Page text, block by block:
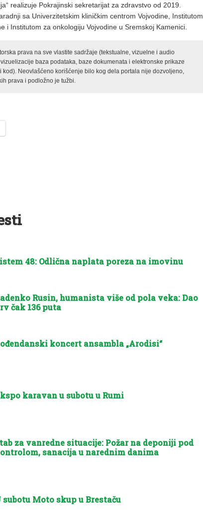
realizuje Pokrajinski sekretarijat za zdravstvo od 2019.
sa Univerzitetskim kliničkim centrom Vojvodine, Institutom
i Institutom za onkologiju Vojvodine u Sremskoj Kamenici.
prava na sve vlastite sadržaje (tekstualne, vizuelne i audio
baza podataka, baze dokumenata i elektronske prikaze
kod). Neovlašćeno korišćenje bilo kog dela portala nije dozvoljeno,
prava i podložno je tužbi.
48: Odlična naplata poreza na imovinu
Rusin, humanista više od pola veka: Dao
čak 136 puta
koncert ansambla „Arodisi“
karavan u subotu u Rumi
za vanredne situacije: Požar na deponiji pod
sanacija u narednim danima
subotu Moto skup u Brestaču